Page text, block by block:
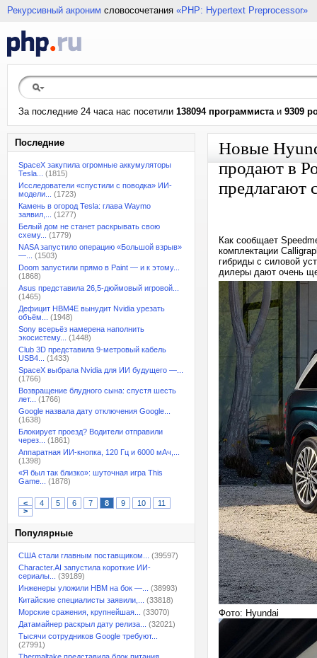
Рекурсивный акроним словосочетания «PHP: Hypertext Preprocessor»
За последние 24 часа нас посетили 138094 программистаи 9309
Последние
SpaceX закупила огромные аккумуляторы
Tesla...
(1815)
Исследователи «спустили с поводка» ИИ-
модели...
(1723)
Камень в огород Tesla: глава Waymo
заявил,...
(1277)
Белый дом не станет раскрывать свою
схему...
(1779)
NASA запустило операцию «Большой взрыв»
—...
(1503)
Doom запустили прямо в Paint — и к этому...
(1868)
Asus представила 26,5-дюймовый игровой...
(1465)
Дефицит HBM4E вынудит Nvidia урезать
объём...
(1948)
Sony всерьёз намерена наполнить
экосистему...
(1448)
Club 3D представила 9-метровый кабель
USB4...
(1433)
SpaceX выбрала Nvidia для ИИ будущего —...
(1766)
Возвращение блудного сына: спустя шесть
лет...
(1766)
Google назвала дату отключения Google...
(1638)
Блокирует проезд? Водители отправили
через...
(1861)
Аппаратная ИИ-кнопка, 120 Гц и 6000 мАч,...
(1398)
«Я был так близко»: шуточная игра This
Game...
(1878)
< 4 5 6 7 8 9 10
11
>
Популярные
США стали главным поставщиком...
(39597)
Character.AI запустила короткие ИИ-
сериалы...
(39189)
Инженеры уложили HBM на бок —...
(38993)
Китайские специалисты заявили,...
(33818)
Морские сражения, крупнейшая...
(33070)
Датамайнер раскрыл дату релиза...
(32021)
Тысячи сотрудников Google требуют...
(27991)
Новые
продают в
предлагают
Как сообщает
комплектации
гибриды с силовой
дилеры дают очень
Фото: Hyundai